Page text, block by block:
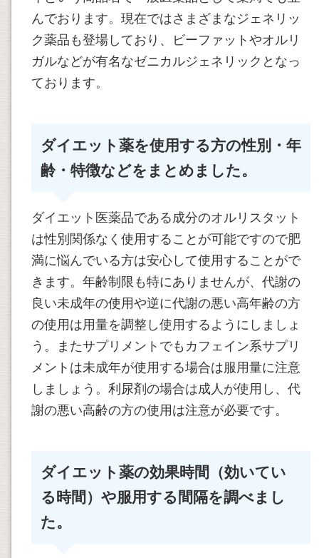
んでおります。現在ではさまざまなジェネリッ
ク薬品も登場しており、ビーファットやオルリ
ガルなどが有名なゼニカルジェネリックとなっ
ております。
ダイエット薬を使用する方の性別・年
齢・特徴などをまとめました。
ダイエット医薬品である成分のオルリスタット
は性別関係なく使用することが可能ですので肥
満に悩んでいる方は安心して使用することがで
きます。年齢制限も特にありませんが、代謝の
良い未成年の使用や逆に代謝の悪い高年齢の方
の使用は用量を調整し使用するようにしましょ
う。またサプリメントでもカフェイン系サプリ
メントは未成年が使用する場合は服用量に注意
しましょう。利尿剤の場合は成人が使用し、代
謝の悪い高齢の方の使用は注意が必要です。
ダイエット薬の効果時間（効いてい
る時間）や服用する間隔を調べまし
た。